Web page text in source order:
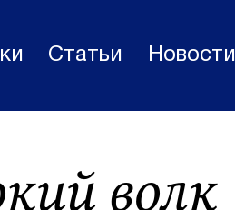
Статьи Новости
волк